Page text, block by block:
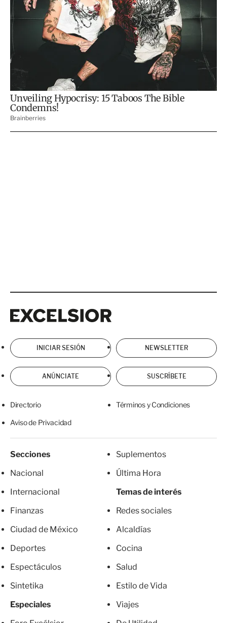
INICIAR SESIÓN NEWSLETTER
ANÚNCIATE SUSCRÍBETE
Directorio Términos y Condiciones
Aviso de Privacidad
Secciones
Nacional
Internacional
Finanzas
Ciudad de México
Deportes
Espectáculos
Sintetika
Especiales
Suplementos
Última Hora
Temas de interés
Redes sociales
Alcaldías
Cocina
Salud
Estilo de Vida
Viajes